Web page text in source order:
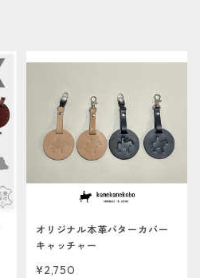
オリジナル本革パターカバー
キャッチャー
¥2,750